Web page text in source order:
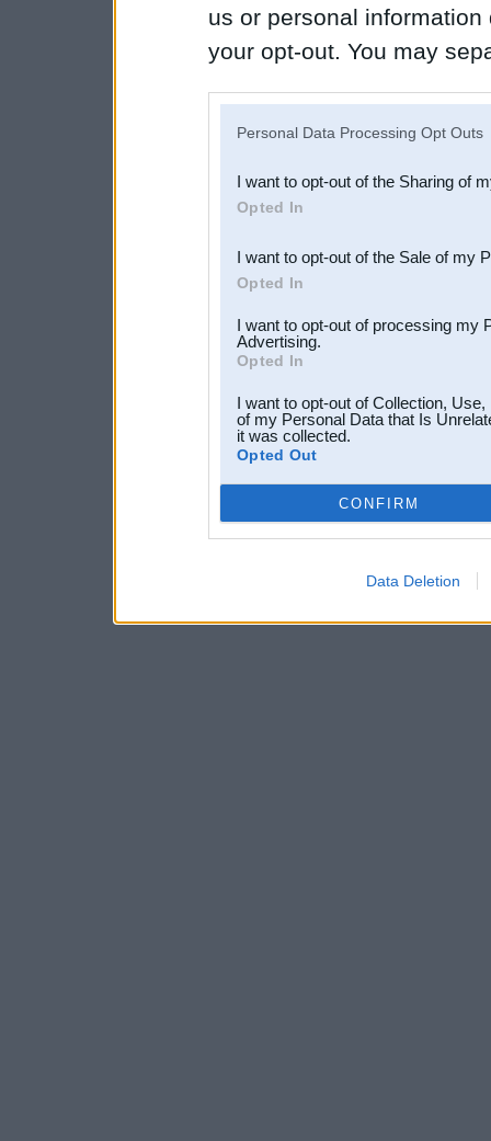
us or personal
your opt-out. You may
Downstream Participants
third parties.
Personal Data Processing Opt Outs
I want to opt-out of the Sharing of
Opted In
I want to opt-out of the Sale of my
Opted In
I want to opt-out of processing my
Advertising.
Opted In
I want to opt-out of Collection,
of my Personal Data that Is
it was collected.
Opted Out
CONFIRM
Data Deletion